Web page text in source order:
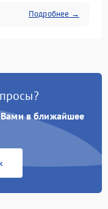
Подробнее →
Вами в ближайшее